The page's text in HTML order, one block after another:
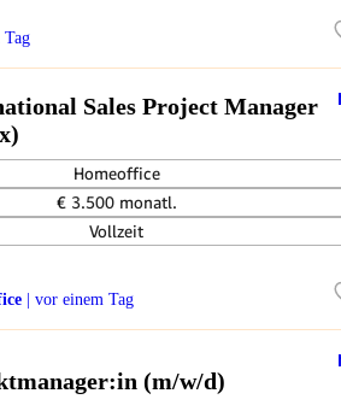
Tag
Sales Project Manager
Homeoffice
€ 3.500 monatl.
Vollzeit
| vor einem Tag
(m/w/d)